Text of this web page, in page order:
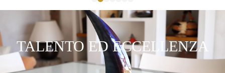
TALENTO ED ECCELLENZA